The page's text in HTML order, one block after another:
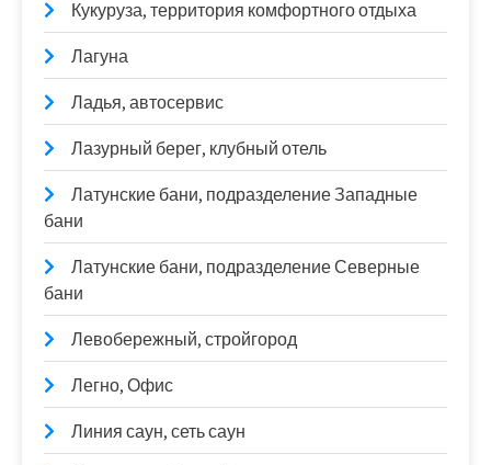
Кукуруза, территория комфортного отдыха
Лагуна
Ладья, автосервис
Лазурный берег, клубный отель
Латунские бани, подразделение Западные
бани
Латунские бани, подразделение Северные
бани
Левобережный, стройгород
Легно, Офис
Линия саун, сеть саун